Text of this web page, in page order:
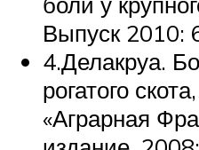
Выпуск 2010:
4.Делакруа.
рогатого
«Аграрная